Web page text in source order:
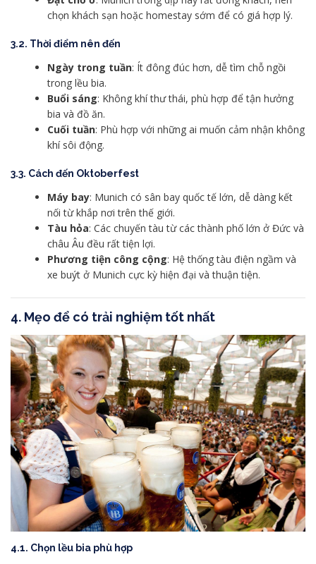
chọn khách sạn hoặc homestay sớm để có giá hợp lý.
3.2. Thời điểm nên đến
Ngày trong tuần: Ít đông đúc hơn, dễ tìm chỗ ngồi
trong lều bia.
Buổi sáng: Không khí thư thái, phù hợp để tận hưởng
bia và đồ ăn.
Cuối tuần: Phù hợp với những ai muốn cảm nhận không
khí sôi động.
3.3. Cách đến Oktoberfest
Máy bay: Munich có sân bay quốc tế lớn, dễ dàng kết
nối từ khắp nơi trên thế giới.
Tàu hỏa: Các chuyến tàu từ các thành phố lớn ở Đức và
châu Âu đều rất tiện lợi.
Phương tiện công cộng: Hệ thống tàu điện ngầm và
xe buýt ở Munich cực kỳ hiện đại và thuận tiện.
4. Mẹo để có trải nghiệm tốt nhất
4.1. Chọn lều bia phù hợp